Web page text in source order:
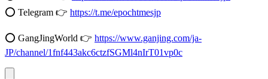
⭕️ Telegram 👉 https://t.me/epochtmesjp
⭕️ GangJingWorld 👉 https://www.ganjing.com/ja-
JP/channel/1fnf443akc6ctzfSGMl4nIrT01vp0c